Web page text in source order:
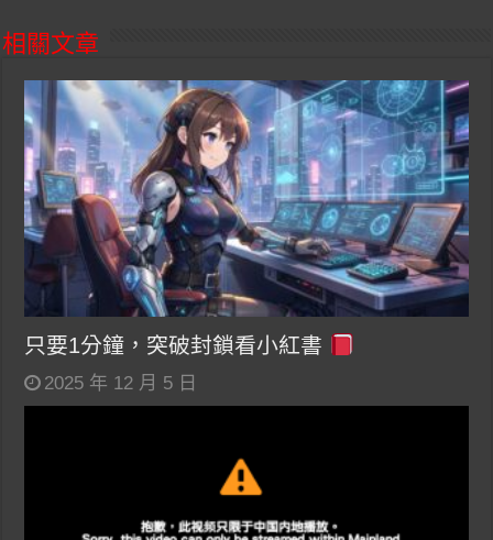
相關文章
只要1分鐘，突破封鎖看小紅書
2025 年 12 月 5 日